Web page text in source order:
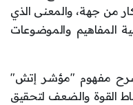
من جهة، والمعنى الذي
المفاهيم والموضوعات
مفهوم "مؤشر إتش"
القوة والضعف لتحقيق